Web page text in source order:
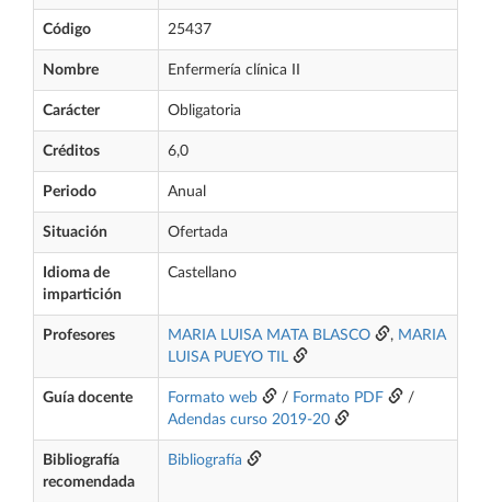
Código 25437
Nombre Enfermería clínica II
Carácter Obligatoria
Créditos 6,0
Periodo Anual
Situación Ofertada
Idioma de
impartición
Castellano
Profesores MARIA LUISA MATA BLASCO , MARIA
LUISA PUEYO TIL
Guía docente Formato web / Formato PDF
/
Adendas curso 2019-20
Bibliografía
recomendada
Bibliografía